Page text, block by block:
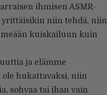
ihmisen ASMR-
yrittäisikin niin tehdä, niin
kuiskailuun kuin
ja elämme
ole hukattavaksi, niin
sohvaa tai ihan vain